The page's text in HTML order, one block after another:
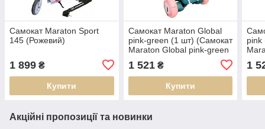
Самокат Maraton Sport
145 (Рожевий)
1 899 ₴
Купити
Самокат Maraton Global
pink-green (1 шт) (Самокат
Maraton Global pink-green
1 521₴
Купити
pink
1
Акційні пропозиції та новинки